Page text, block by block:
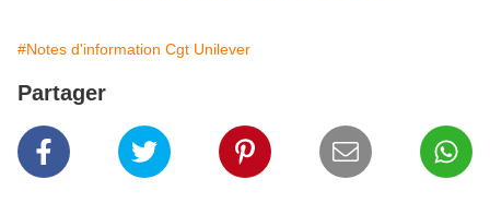
#Notes d'information Cgt Unilever
Partager